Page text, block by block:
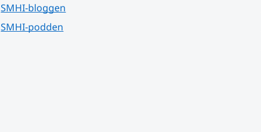
SMHI-bloggen
SMHI-podden